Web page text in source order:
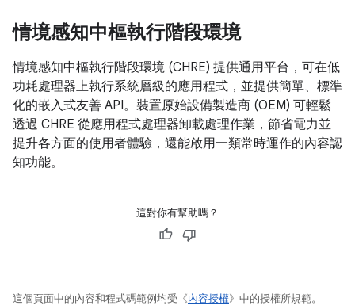
情境感知中樞執行階段環境
情境感知中樞執行階段環境 (CHRE) 提供通用平台，可在低
功耗處理器上執行系統層級的應用程式，並提供簡單、標準
化的嵌入式友善 API。裝置原始設備製造商 (OEM) 可輕鬆
透過 CHRE 從應用程式處理器卸載處理作業，節省電力並
提升各方面的使用者體驗，還能啟用一類常時運作的內容認
知功能。
這對你有幫助嗎？
這個頁面中的內容和程式碼範例均受《內容授權》中的授權所規範。